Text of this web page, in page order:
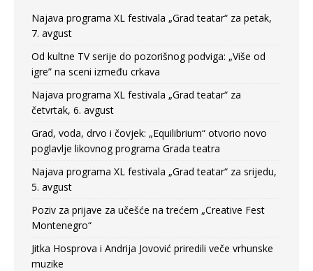
Najava programa XL festivala „Grad teatar“ za petak,
7. avgust
Od kultne TV serije do pozorišnog podviga: „Više od
igre” na sceni između crkava
Najava programa XL festivala „Grad teatar“ za
četvrtak, 6. avgust
Grad, voda, drvo i čovjek: „Equilibrium“ otvorio novo
poglavlje likovnog programa Grada teatra
Najava programa XL festivala „Grad teatar“ za srijedu,
5. avgust
Poziv za prijave za učešće na trećem „Creative Fest
Montenegro“
Jitka Hosprova i Andrija Jovović priredili veče vrhunske
muzike